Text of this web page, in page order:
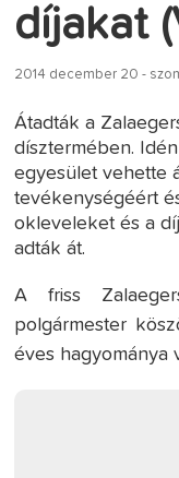
díjakat
2014 december 20 -
Átadták a
dísztermében.
egyesület vehette
tevékenységéért
okleveleket és a
adták át.
A friss
polgármester
éves hagyománya